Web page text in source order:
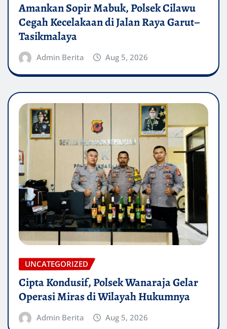
Amankan Sopir Mabuk, Polsek Cilawu
Cegah Kecelakaan di Jalan Raya Garut–
Tasikmalaya
Admin Berita Aug 5, 2026
UNCATEGORIZED
Cipta Kondusif, Polsek Wanaraja Gelar
Operasi Miras di Wilayah Hukumnya
Admin Berita Aug 5, 2026